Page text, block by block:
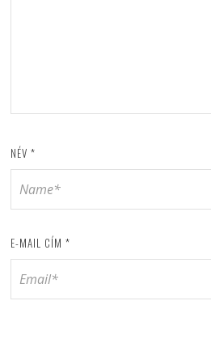
NÉV *
E-MAIL CÍM *